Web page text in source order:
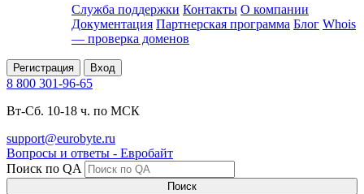
Служба поддержки Контакты О компании
Документация Партнерская программа Блог Whois
— проверка доменов
Регистрация Вход
8 800 301-96-65
Вт-Сб. 10-18 ч. по МСК
support@eurobyte.ru
Вопросы и ответы - Евробайт
Поиск по QA
Поиск